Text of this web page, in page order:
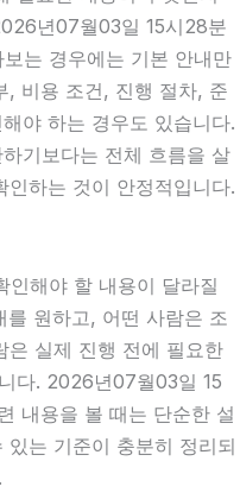
년07월03일 15시28분
는 경우에는 기본 안내만
, 비용 조건, 진행 절차, 준
야 하는 경우도 있습니다.
기보다는 전체 흐름을 살
하는 것이 안정적입니다.
인해야 할 내용이 달라질
원하고, 어떤 사람은 조
은 실제 진행 전에 필요한
다. 2026년07월03일 15
내용을 볼 때는 단순한 설
는 기준이 충분히 정리되